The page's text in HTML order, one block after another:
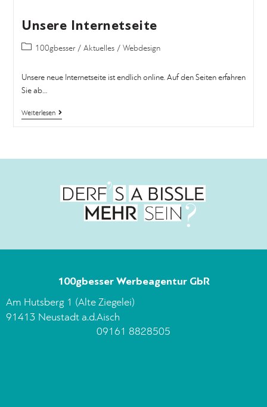
Unsere Internetseite
100gbesser / Aktuelles / Webdesign
Unsere neue Internetseite ist endlich online. Auf den Seiten erfahren
Sie ab…
Weiterlesen
100gbesser Werbeagentur GbR
Am Hutsberg 1 (Alte Ziegelei)
91413 Neustadt a.d.Aisch
09161 8828505